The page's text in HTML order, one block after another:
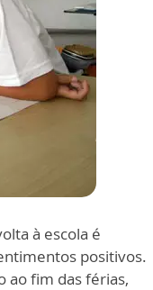
à escola é
positivos.
ao fim das férias,